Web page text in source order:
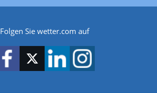
Folgen Sie wetter.com auf